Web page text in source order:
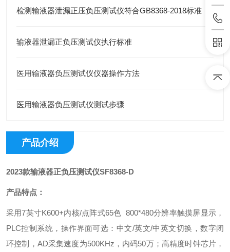
检测输液器泄漏正压负压测试仪符合GB8368-2018标准
输液器泄漏正负压测试仪执行标准
医用输液器负压测试仪仪器操作方法
医用输液器负压测试仪测试步骤
产品介绍
2023款输液器正负压测试仪SF8368-D
产品特点：
采用7英寸K600+内核/点阵式65色 800*480分辨率触摸屏显示，
PLC控制系统，操作界面可选：中文/英文/中英文切换，数字闭
环控制，AD采集速度为500KHz，内码50万；高精度时钟芯片，